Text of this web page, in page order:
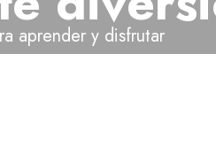
aprender y disfrutar